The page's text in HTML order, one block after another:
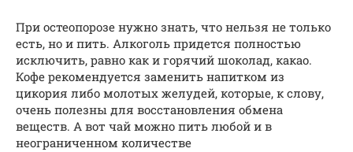
При остеопорозе нужно знать, что нельзя не только
есть, но и пить. Алкоголь придется полностью
исключить, равно как и горячий шоколад, какао.
Кофе рекомендуется заменить напитком из
цикория либо молотых желудей, которые, к слову,
очень полезны для восстановления обмена
веществ. А вот чай можно пить любой и в
неограниченном количестве